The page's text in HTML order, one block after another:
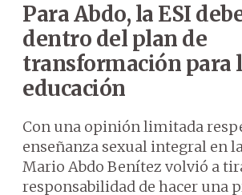
Para Abdo, la ESI
dentro del plan de
transformación para
educación
Con una opinión limitada
enseñanza sexual integral en
Mario Abdo Benítez volvió a
responsabilidad de hacer una